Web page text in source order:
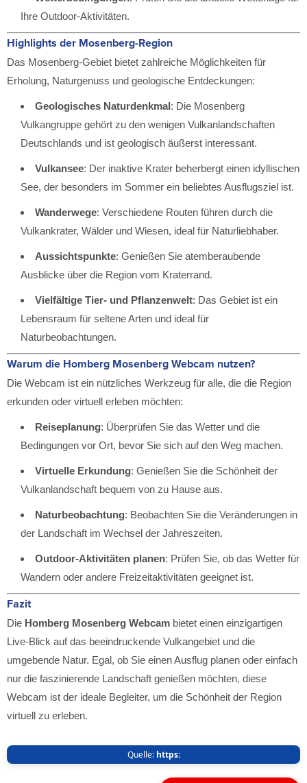
Ihre Outdoor-Aktivitäten.
Highlights der Mosenberg-Region
Das Mosenberg-Gebiet bietet zahlreiche Möglichkeiten für
Erholung, Naturgenuss und geologische Entdeckungen:
Geologisches Naturdenkmal: Die Mosenberg
Vulkangruppe gehört zu den wenigen Vulkanlandschaften
Deutschlands und ist geologisch äußerst interessant.
Vulkansee: Der inaktive Krater beherbergt einen idyllischen
See, der besonders im Sommer ein beliebtes Ausflugsziel ist.
Wanderwege: Verschiedene Routen führen durch die
Vulkankrater, Wälder und Wiesen, ideal für Naturliebhaber.
Aussichtspunkte: Genießen Sie atemberaubende
Ausblicke über die Region vom Kraterrand.
Vielfältige Tier- und Pflanzenwelt: Das Gebiet ist ein
Lebensraum für seltene Arten und ideal für
Naturbeobachtungen.
Warum die Homberg Mosenberg Webcam nutzen?
Die Webcam ist ein nützliches Werkzeug für alle, die die Region
erkunden oder virtuell erleben möchten:
Reiseplanung: Überprüfen Sie das Wetter und die
Bedingungen vor Ort, bevor Sie sich auf den Weg machen.
Virtuelle Erkundung: Genießen Sie die Schönheit der
Vulkanlandschaft bequem von zu Hause aus.
Naturbeobachtung: Beobachten Sie die Veränderungen in
der Landschaft im Wechsel der Jahreszeiten.
Outdoor-Aktivitäten planen: Prüfen Sie, ob das Wetter für
Wandern oder andere Freizeitaktivitäten geeignet ist.
Fazit
Die Homberg Mosenberg Webcam bietet einen einzigartigen
Live-Blick auf das beeindruckende Vulkangebiet und die
umgebende Natur. Egal, ob Sie einen Ausflug planen oder einfach
nur die faszinierende Landschaft genießen möchten, diese
Webcam ist der ideale Begleiter, um die Schönheit der Region
virtuell zu erleben.
Quelle: https: